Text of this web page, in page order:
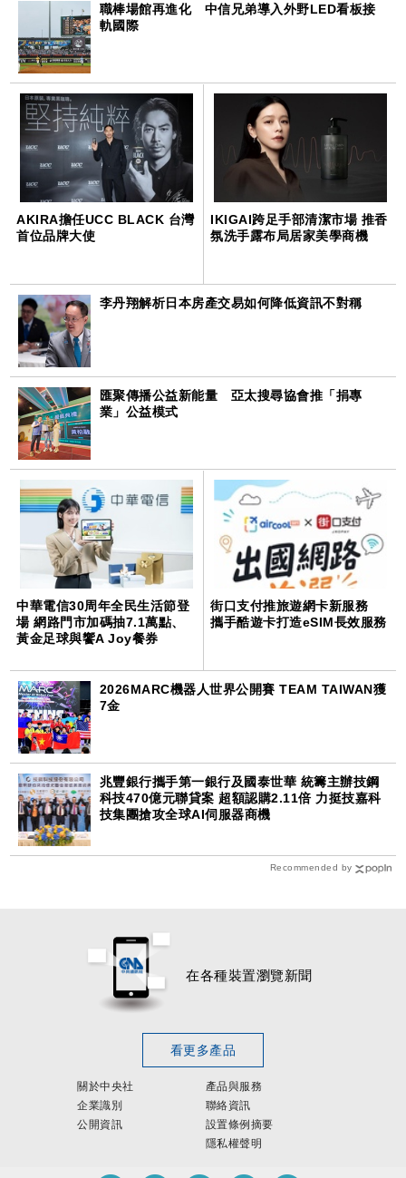
職棒場館再進化 中信兄弟導入外野LED看板接
軌國際
AKIRA擔任UCC BLACK 台灣
首位品牌大使
IKIGAI跨足手部清潔市場 推香
氛洗手露布局居家美學商機
李丹翔解析日本房產交易如何降低資訊不對稱
匯聚傳播公益新能量 亞太搜尋協會推「捐專
業」公益模式
中華電信30周年全民生活節登
場 網路門市加碼抽7.1萬點、
黃金足球與饗A Joy餐券
街口支付推旅遊網卡新服務
攜手酷遊卡打造eSIM長效服務
2026MARC機器人世界公開賽 TEAM TAIWAN獲
7金
兆豐銀行攜手第一銀行及國泰世華 統籌主辦技鋼
科技470億元聯貸案 超額認購2.11倍 力挺技嘉科
技集團搶攻全球AI伺服器商機
Recommended by
在各種裝置瀏覽新聞
看更多產品
關於中央社
企業識別
公開資訊
產品與服務
聯絡資訊
設置條例摘要
隱私權聲明